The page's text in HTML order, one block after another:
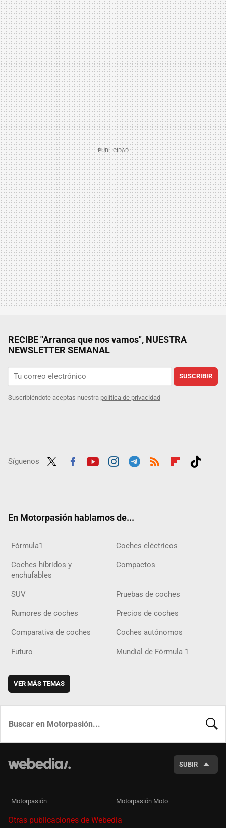
RECIBE "Arranca que nos vamos", NUESTRA
NEWSLETTER SEMANAL
SUSCRIBIR
Suscribiéndote aceptas nuestra política de privacidad
Síguenos
En Motorpasión hablamos de...
Fórmula1 Coches eléctricos
Coches híbridos y
enchufables
Compactos
SUV Pruebas de coches
Rumores de coches Precios de coches
Comparativa de coches Coches autónomos
Futuro Mundial de Fórmula 1
VER MÁS TEMAS
SUBIR
Motorpasión Motorpasión Moto
Otras publicaciones de Webedia